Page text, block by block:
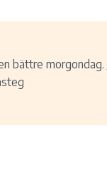
bättre morgondag.